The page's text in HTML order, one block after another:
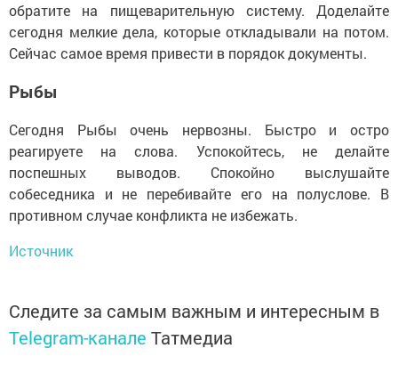
обратите на пищеварительную систему. Доделайте
сегодня мелкие дела, которые откладывали на потом.
Сейчас самое время привести в порядок документы.
Рыбы
Сегодня Рыбы очень нервозны. Быстро и остро
реагируете на слова. Успокойтесь, не делайте
поспешных выводов. Спокойно выслушайте
собеседника и не перебивайте его на полуслове. В
противном случае конфликта не избежать.
Источник
Следите за самым важным и интересным в
Telegram-канале Татмедиа